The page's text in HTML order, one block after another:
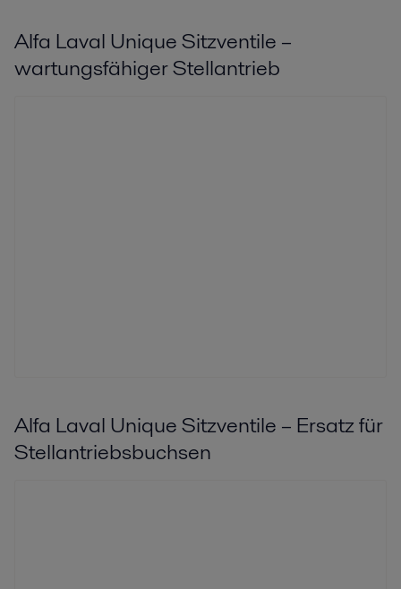
Alfa Laval Unique Sitzventile –
wartungsfähiger Stellantrieb
Alfa Laval Unique Sitzventile – Ersatz für
Stellantriebsbuchsen